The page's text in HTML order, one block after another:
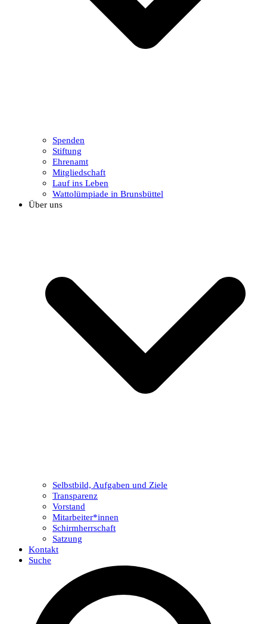
Spenden
Stiftung
Ehrenamt
Mitgliedschaft
Lauf ins Leben
Wattolümpiade in Brunsbüttel
Über uns
Selbstbild, Aufgaben und Ziele
Transparenz
Vorstand
Mitarbeiter*innen
Schirmherrschaft
Satzung
Kontakt
Suche